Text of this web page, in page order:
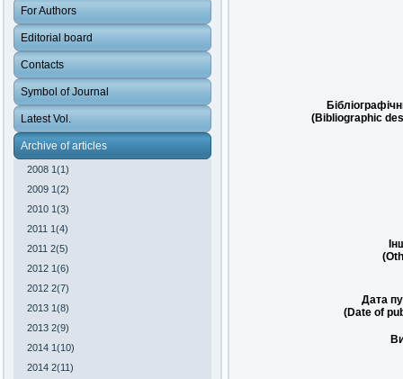
For Authors
Editorial board
Contacts
Symbol of Journal
Latest Vol.
Archive of articles
2008 1(1)
2009 1(2)
2010 1(3)
2011 1(4)
2011 2(5)
2012 1(6)
2012 2(7)
2013 1(8)
2013 2(9)
2014 1(10)
2014 2(11)
(Bibliographic
Дата
(Date of